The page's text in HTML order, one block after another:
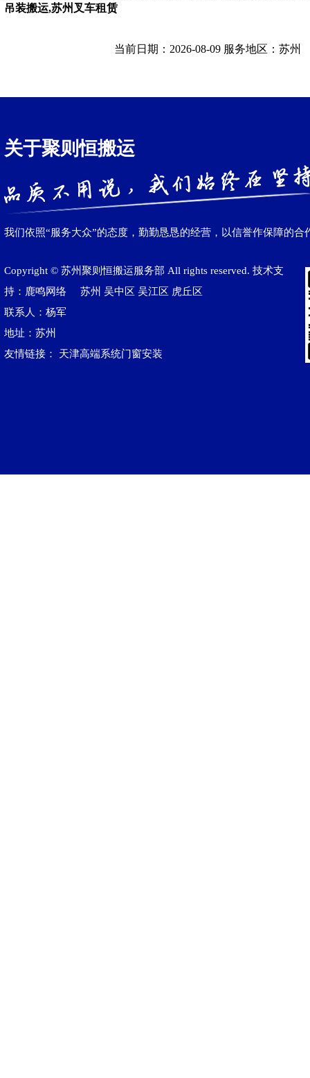
吊装搬运,苏州叉车租赁
当前日期：2026-08-09 服务地区：苏州
关于聚则恒搬运
我们依照“服务大众”的态度，勤勤恳恳的经营，以信誉作保障的合
Copyright © 苏州聚则恒搬运服务部 All rights reserved. 技术支
持：鹿鸣网络 苏州 吴中区 吴江区‌ 虎丘区
联系人：杨军
地址：苏州
友情链接： 天津高端系统门窗安装